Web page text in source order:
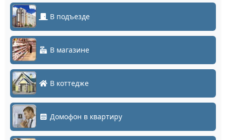
В подъезде
В магазине
В коттедже
Домофон в квартиру